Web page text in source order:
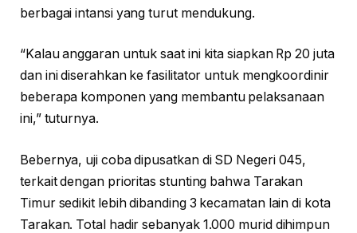
berbagai intansi yang turut mendukung.
“Kalau anggaran untuk saat ini kita siapkan Rp 20 juta
dan ini diserahkan ke fasilitator untuk mengkoordinir
beberapa komponen yang membantu pelaksanaan
ini,” tuturnya.
Bebernya, uji coba dipusatkan di SD Negeri 045,
terkait dengan prioritas stunting bahwa Tarakan
Timur sedikit lebih dibanding 3 kecamatan lain di kota
Tarakan. Total hadir sebanyak 1.000 murid dihimpun